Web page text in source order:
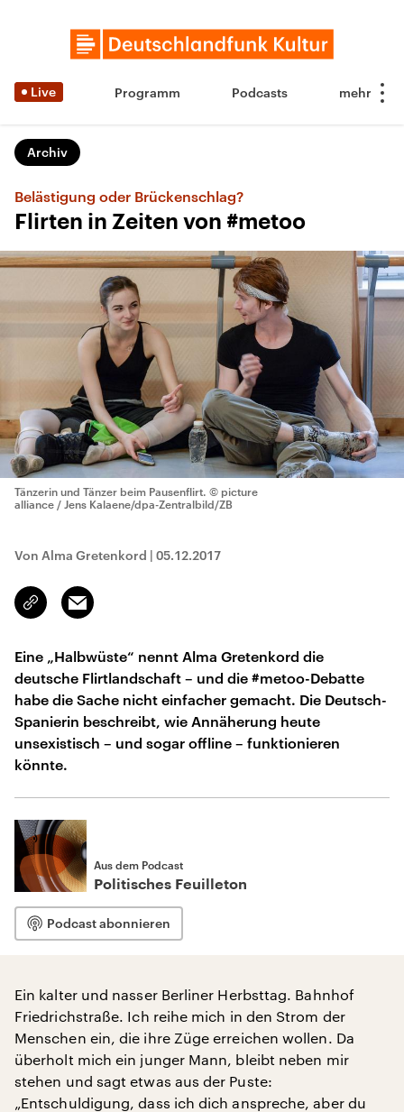
Live Programm Podcasts
Archiv
Belästigung oder Brückenschlag?
Flirten in Zeiten von #metoo
Tänzerin und Tänzer beim Pausenflirt. © picture
alliance / Jens Kalaene/dpa-Zentralbild/ZB
Von Alma Gretenkord | 05.12.2017
Link
kopieren/teilen
Email
Eine „Halbwüste“ nennt Alma Gretenkord die
deutsche Flirtlandschaft – und die #metoo-Debatte
habe die Sache nicht einfacher gemacht. Die Deutsch-
Spanierin beschreibt, wie Annäherung heute
unsexistisch – und sogar offline – funktionieren
könnte.
Aus dem Podcast
Politisches Feuilleton
Podcast abonnieren
Ein kalter und nasser Berliner Herbsttag. Bahnhof
Friedrichstraße. Ich reihe mich in den Strom der
Menschen ein, die ihre Züge erreichen wollen. Da
überholt mich ein junger Mann, bleibt neben mir
stehen und sagt etwas aus der Puste:
„Entschuldigung, dass ich dich anspreche, aber du